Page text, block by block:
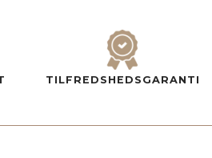
TILFREDSHEDSGARANTI